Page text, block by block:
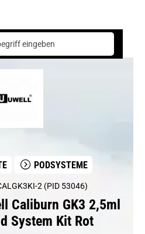
PODSYSTEME
2 (PID 53046)
Caliburn GK3 2,5ml
System Kit Rot